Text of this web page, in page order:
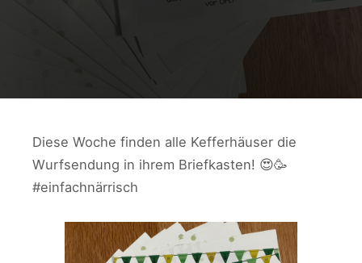
Diese Woche finden alle Kefferhäuser die
Wurfsendung in ihrem Briefkasten! 😍🥳
#einfachnärrisch